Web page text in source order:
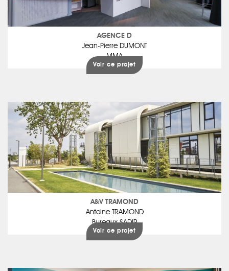
AGENCE D
Jean-Pierre DUMONT
MMA
Voir ce projet
A&V TRAMOND
Antoine TRAMOND
Bureaux SADIR
Voir ce projet